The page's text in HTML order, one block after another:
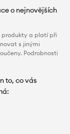
o nejnovějších
produkty a platí při
s jinými
Podrobnosti
to, co vás